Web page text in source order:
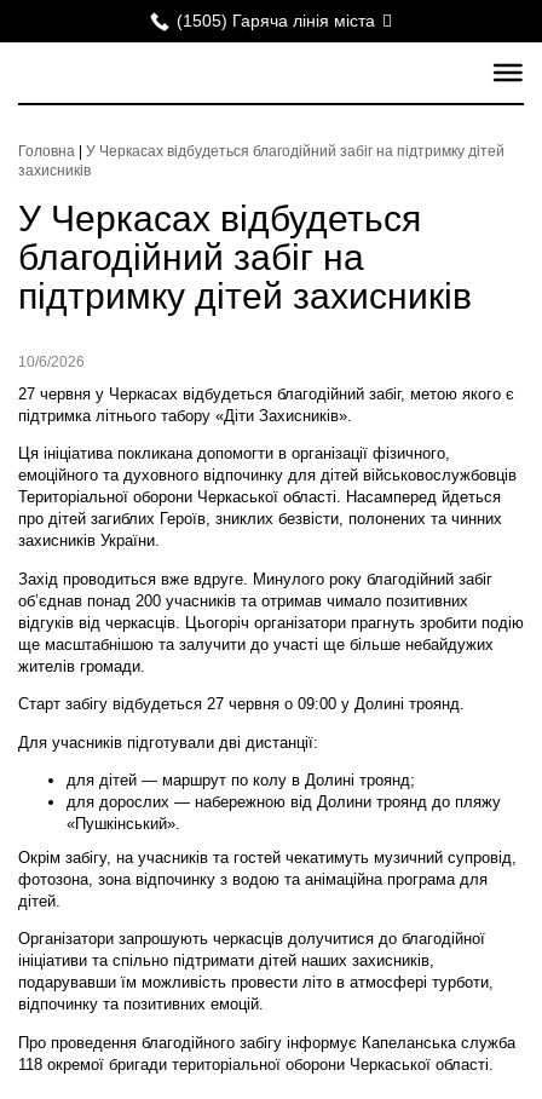
(1505) Гаряча лінія міста
Головна
У Черкасах відбудеться благодійний забіг на підтримку дітей
захисників
У Черкасах відбудеться
благодійний забіг на
підтримку дітей захисників
10/6/2026
27 червня у Черкасах відбудеться благодійний забіг, метою якого є
підтримка літнього табору «Діти Захисників».
Ця ініціатива покликана допомогти в організації фізичного,
емоційного та духовного відпочинку для дітей військовослужбовців
Територіальної оборони Черкаської області. Насамперед йдеться
про дітей загиблих Героїв, зниклих безвісти, полонених та чинних
захисників України.
Захід проводиться вже вдруге. Минулого року благодійний забіг
об’єднав понад 200 учасників та отримав чимало позитивних
відгуків від черкасців. Цьогоріч організатори прагнуть зробити подію
ще масштабнішою та залучити до участі ще більше небайдужих
жителів громади.
Старт забігу відбудеться 27 червня о 09:00 у Долині троянд.
Для учасників підготували дві дистанції:
для дітей — маршрут по колу в Долині троянд;
для дорослих — набережною від Долини троянд до пляжу
«Пушкінський».
Окрім забігу, на учасників та гостей чекатимуть музичний супровід,
фотозона, зона відпочинку з водою та анімаційна програма для
дітей.
Організатори запрошують черкасців долучитися до благодійної
ініціативи та спільно підтримати дітей наших захисників,
подарувавши їм можливість провести літо в атмосфері турботи,
відпочинку та позитивних емоцій.
Про проведення благодійного забігу інформує Капеланська служба
118 окремої бригади територіальної оборони Черкаської області.